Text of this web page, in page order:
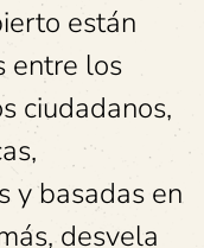
están
entre los
ciudadanos,
y basadas en
desvela